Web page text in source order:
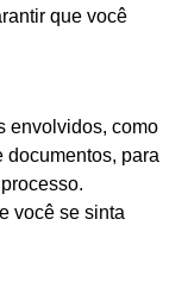
que você
envolvidos, como
documentos, para
você se sinta